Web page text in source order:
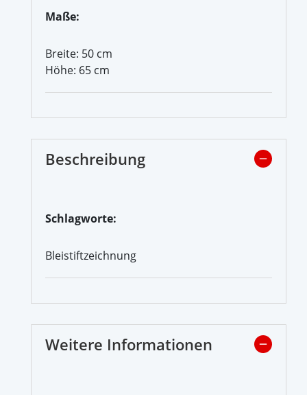
Maße:
Breite: 50 cm
Höhe: 65 cm
Beschreibung
Schlagworte:
Bleistiftzeichnung
Weitere Informationen